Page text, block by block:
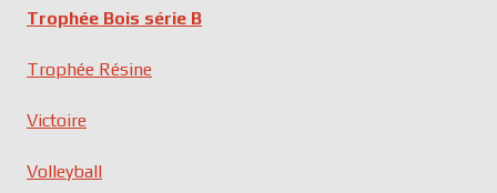
Trophée Bois série B
Trophée Résine
Victoire
Volleyball